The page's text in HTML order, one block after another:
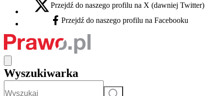
X - otwiera się w nowej karcie
Przejdź do naszego profilu na X (dawniej Twitter)
Facebook - otwiera się w nowej karcie
Przejdź do naszego profilu na Facebooku
Wyszukiwarka
Szukaj